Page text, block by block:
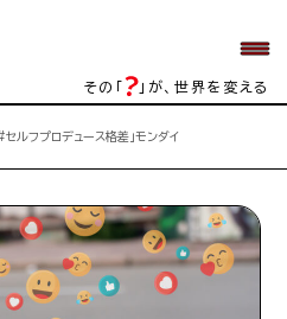
その「 」が、世界を変える
セルフプロデュース格差」モンダイ